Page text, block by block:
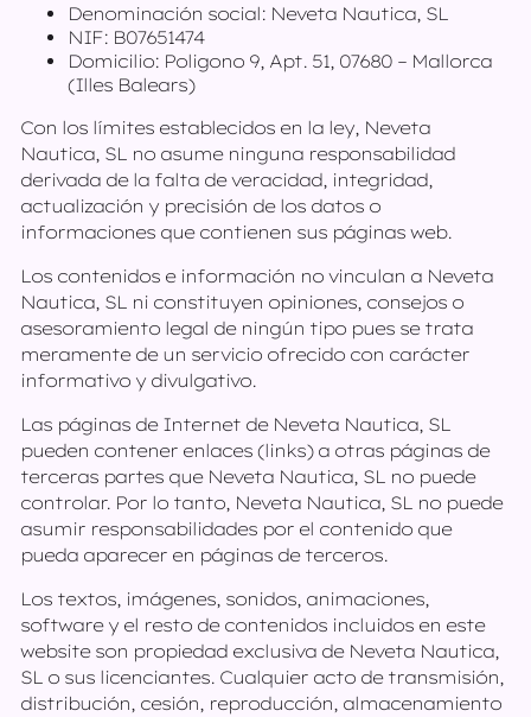
Denominación social: Neveta Nautica, SL
NIF: B07651474
Domicilio: Poligono 9, Apt. 51, 07680 – Mallorca
(Illes Balears)
Con los límites establecidos en la ley, Neveta
Nautica, SL no asume ninguna responsabilidad
derivada de la falta de veracidad, integridad,
actualización y precisión de los datos o
informaciones que contienen sus páginas web.
Los contenidos e información no vinculan a Neveta
Nautica, SL ni constituyen opiniones, consejos o
asesoramiento legal de ningún tipo pues se trata
meramente de un servicio ofrecido con carácter
informativo y divulgativo.
Las páginas de Internet de Neveta Nautica, SL
pueden contener enlaces (links) a otras páginas de
terceras partes que Neveta Nautica, SL no puede
controlar. Por lo tanto, Neveta Nautica, SL no puede
asumir responsabilidades por el contenido que
pueda aparecer en páginas de terceros.
Los textos, imágenes, sonidos, animaciones,
software y el resto de contenidos incluidos en este
website son propiedad exclusiva de Neveta Nautica,
SL o sus licenciantes. Cualquier acto de transmisión,
distribución, cesión, reproducción, almacenamiento